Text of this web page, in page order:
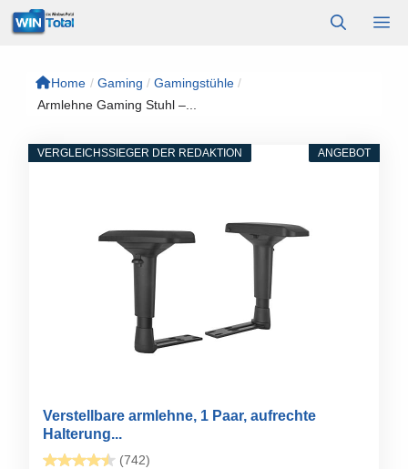
Zum
Inhalt
Home / Gaming / Gamingstühle /
Armlehne Gaming Stuhl –...
ANGEBOT
VERGLEICHSSIEGER DER REDAKTION
Verstellbare armlehne, 1 Paar, aufrechte
Halterung...
(742)